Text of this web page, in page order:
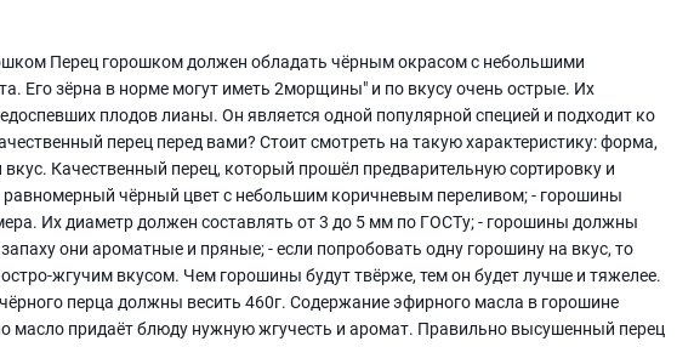
Перец горошком должен обладать чёрным окрасом с небольшими
Его зёрна в норме могут иметь 2морщины" и по вкусу очень острые. Их
плодов лианы. Он является одной популярной специей и подходит ко
перец перед вами? Стоит смотреть на такую характеристику: форма,
вкус. Качественный перец, который прошёл предварительную сортировку и
равномерный чёрный цвет с небольшим коричневым переливом; - горошины
Их диаметр должен составлять от 3 до 5 мм по ГОСТу; - горошины должны
они ароматные и пряные; - если попробовать одну горошину на вкус, то
жгучим вкусом. Чем горошины будут твёрже, тем он будет лучше и тяжелее.
перца должны весить 460г. Содержание эфирного масла в горошине
масло придаёт блюду нужную жгучесть и аромат. Правильно высушенный перец